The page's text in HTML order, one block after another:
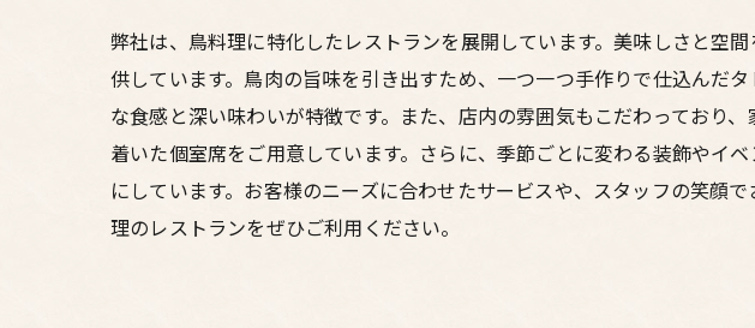
弊社は、鳥料理に特化したレストランを展開しています。美味しさと空
供しています。鳥肉の旨味を引き出すため、一つ一つ手作りで仕込んだ
な食感と深い味わいが特徴です。また、店内の雰囲気もこだわっており
着いた個室席をご用意しています。さらに、季節ごとに変わる装飾やイ
にしています。お客様のニーズに合わせたサービスや、スタッフの笑顔
理のレストランをぜひご利用ください。